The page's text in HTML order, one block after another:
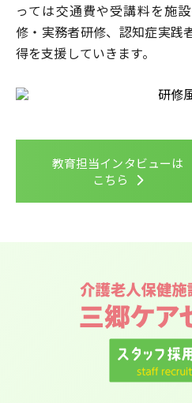
っては交通費や受講料を施
修・実務者研修、認知症実践
得を支援していきます。
教育担当インタビューは
こちら